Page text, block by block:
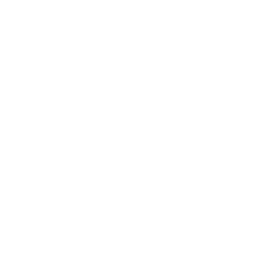
giảm cảm giác lo âu, căng thẳng. Đây là một
lại cảm giác bình yên và thư thái. Thành
các tinh dầu khác như cam dại, chanh hoặc
tắc nghẽn. Bằng cách thêm vài giọt tinh dầu
tươi sáng.
các loại tinh dầu khác như nhũ hương, bưởi và